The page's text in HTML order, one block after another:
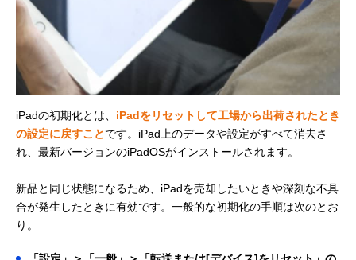
iPadの初期化とは、 iPadをリセットして工場から出荷されたとき
の設定に戻すことです。iPad上のデータや設定がすべて消去さ
れ、最新バージョンのiPadOSがインストールされます。
新品と同じ状態になるため、iPadを売却したいときや深刻な不具
合が発生したときに有効です。一般的な初期化の手順は次のとお
り。